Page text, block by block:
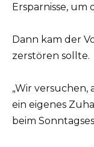
Ersparnisse, um
Dann kam der
zerstören sollte.
„Wir
ein eigenes
beim